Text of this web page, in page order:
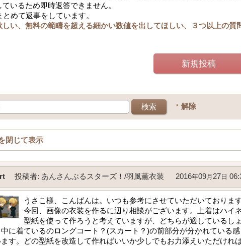
いるため即時返答できません。
とめて返事をしています。
しい、無料の範疇を超える細かい数値を出してほしい、３つ以上の
新規投稿
解除
閉じて表示
投稿者: あんさんぶるスターズ！/羽風薫衣装 2016年09月 27 日
うさこ様、こんばんは。いつも参考にさせていただいております
今回、画像の衣装を作るに辺り相談がございます。上着はハイ
型紙を使って作ろうと考えていますが、どちらが適しているし
中に着ているのロングコート？(スカート？)の前部分が分かれている
す。どの型紙を改造して作ればいいか少しでもお力添えいただけれ